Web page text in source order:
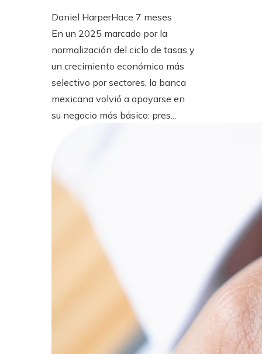
Daniel HarperHace 7 meses
En un 2025 marcado por la
normalización del ciclo de tasas y
un crecimiento económico más
selectivo por sectores, la banca
mexicana volvió a apoyarse en
su negocio más básico: pres...